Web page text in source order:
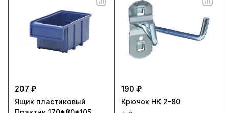
207 ₽
Ящик пластиковый
190 ₽
Крючок НК 2-80